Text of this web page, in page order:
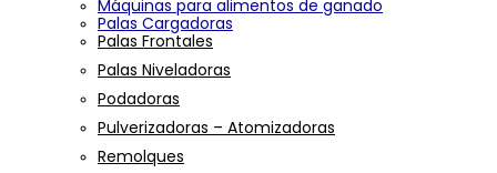
Máquinas para alimentos de ganado
Palas Cargadoras
Palas Frontales
Palas Niveladoras
Podadoras
Pulverizadoras – Atomizadoras
Remolques